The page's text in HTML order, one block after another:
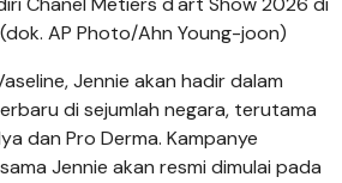
AP Photo/Ahn Young-joon)
Jennie akan hadir dalam
di sejumlah negara, terutama
dan Pro Derma. Kampanye
Jennie akan resmi dimulai pada